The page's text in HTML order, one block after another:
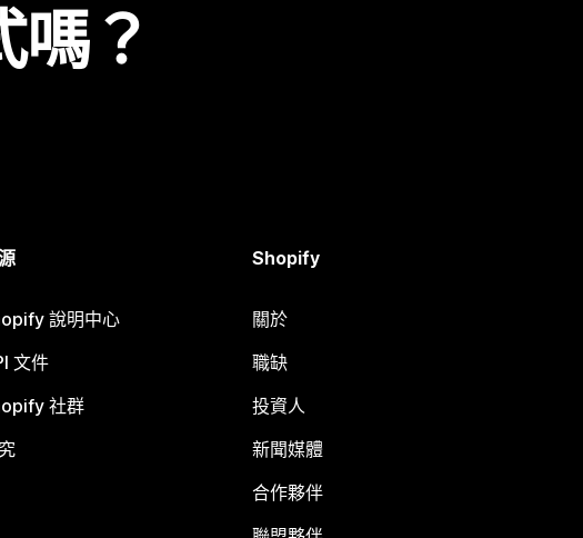
？
說明中心
文件
社群
Shopify
關於
職缺
投資人
新聞媒體
合作夥伴